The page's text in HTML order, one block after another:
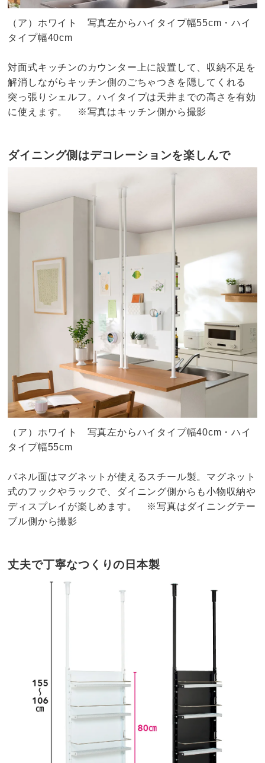
（ア）ホワイト 写真左からハイタイプ幅55cm・ハイ
タイプ幅40cm
対面式キッチンのカウンター上に設置して、収納不足を
解消しながらキッチン側のごちゃつきを隠してくれる
突っ張りシェルフ。ハイタイプは天井までの高さを有効
に使えます。 ※写真はキッチン側から撮影
ダイニング側はデコレーションを楽しんで
（ア）ホワイト 写真左からハイタイプ幅40cm・ハイ
タイプ幅55cm
パネル面はマグネットが使えるスチール製。マグネット
式のフックやラックで、ダイニング側からも小物収納や
ディスプレイが楽しめます。 ※写真はダイニングテー
ブル側から撮影
丈夫で丁寧なつくりの日本製